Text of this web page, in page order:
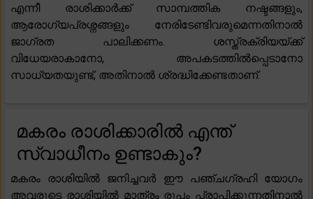
എന്നീ രാശിക്കാർക്ക് സാമ്പത്തിക നഷ്ടങ്ങളും,
ആരോഗ്യപ്രശ്നങ്ങളും നേരിടേണ്ടിവരുമെന്നതിനാൽ
ജാഗ്രത പാലിക്കണം. ശസ്ത്രക്രിയയ്ക്ക്
വിധേയരാകാനോ, അപകടത്തിൽപ്പെടാനോ
സാധ്യതയുണ്ട്, അതിനാൽ ശ്രദ്ധിക്കേണ്ടതാണ്.
മകരം രാശിക്കാരിൽ എന്ത്
സ്വാധീനം ഉണ്ടാകും?
മകരം രാശിയിൽ ജനിച്ചവർ ഈ പഞ്ചഗ്രഹി യോഗം
അവരുടെ രാശിയിൽ മാത്രം രൂപം പ്രാപിക്കുന്നതിനാൽ